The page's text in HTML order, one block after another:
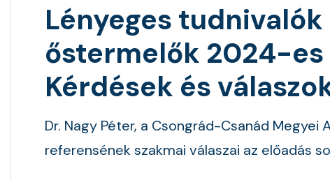
Lényeges
őstermelők 2024-es
Kérdések és
Dr. Nagy Péter, a Csongrád-Csanád
referensének szakmai válaszai az előadás